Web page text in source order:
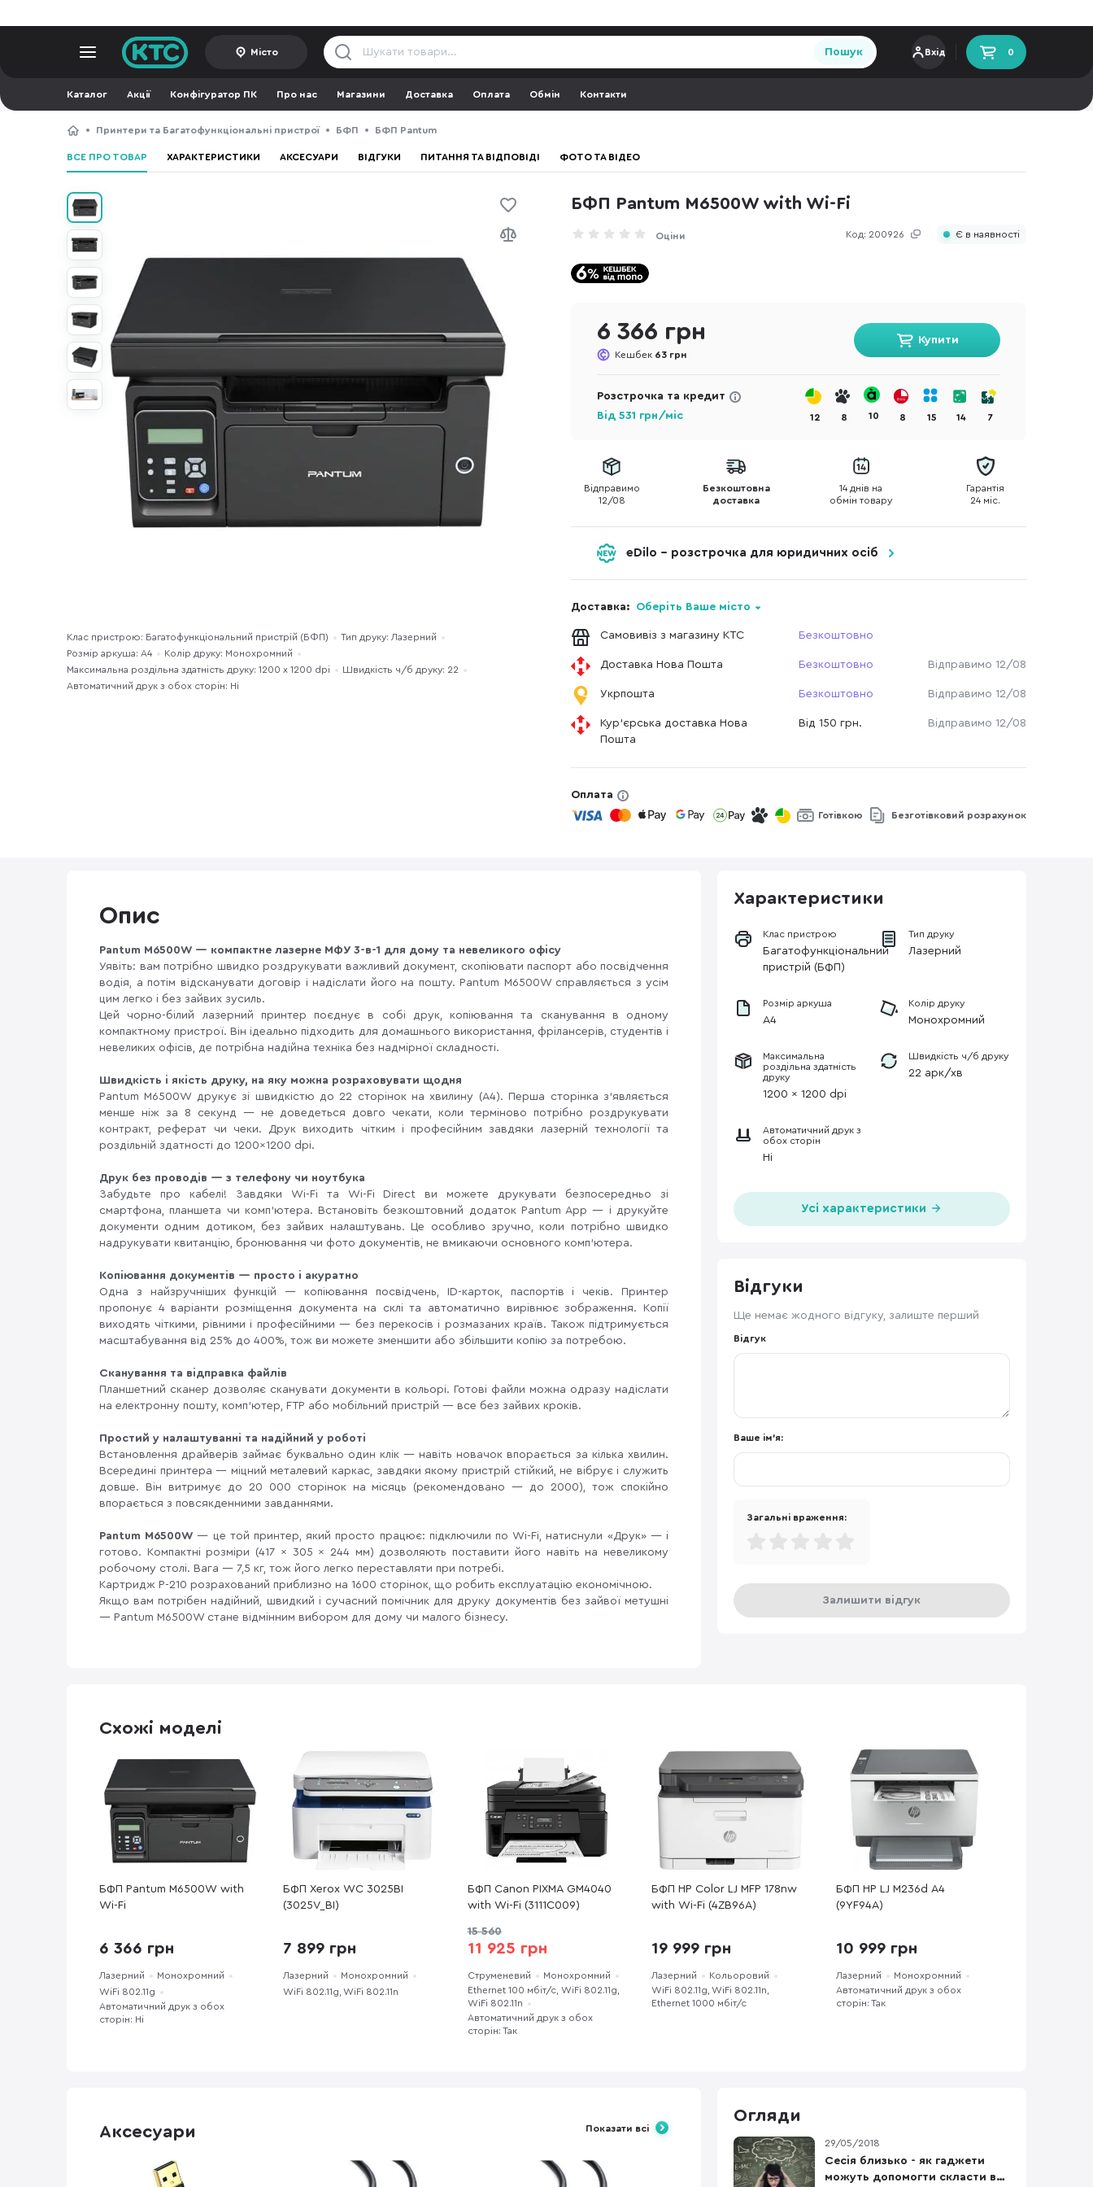
Місто Пошук Вхід 0
Каталог Акції Конфігуратор ПК Про нас Магазини Доставка Оплата Обмін Контакти
Принтери та Багатофункціональні пристрої БФП БФП Pantum
ВСЕ ПРО ТОВАР ХАРАКТЕРИСТИКИ АКСЕСУАРИ ВІДГУКИ ПИТАННЯ ТА ВІДПОВІДІ ФОТО ТА ВІДЕО
БФП Pantum M6500W with Wi-Fi
Код: 200926
Оціни Є в наявності
Клас пристрою: Багатофункціональний пристрій (БФП)
Тип друку: Лазерний
Розмір аркуша: A4
Колір друку: Монохромний
Максимальна роздільна здатність друку: 1200 x 1200 dpi
Швидкість ч/б друку: 22
Автоматичний друк з обох сторін: Ні
6 366 грн
Кешбек 63 грн
Купити
Розстрочка та кредит
Від 531 грн/міс 12 8 10 8 15 14 7
Відправимо
12/08
Безкоштовна
доставка
14 днів на
обмін товару
Гарантія
24 міс.
eDilo - розстрочка для юридичних осіб
Доставка: Оберіть Ваше місто
Самовивіз з магазину КТС Безкоштовно
Доставка Нова Пошта Безкоштовно Відправимо 12/08
Укрпошта Безкоштовно Відправимо 12/08
Кур'єрська доставка Нова
Пошта
Від 150 грн. Відправимо 12/08
Оплата
Готівкою Безготівковий розрахунок
Опис
Pantum M6500W — компактне лазерне МФУ 3-в-1 для дому та невеликого офісу
Уявіть: вам потрібно швидко роздрукувати важливий документ, скопіювати паспорт або посвідчення
водія, а потім відсканувати договір і надіслати його на пошту. Pantum M6500W справляється з усім
цим легко і без зайвих зусиль.
Цей чорно-білий лазерний принтер поєднує в собі друк, копіювання та сканування в одному
компактному пристрої. Він ідеально підходить для домашнього використання, фрілансерів, студентів і
невеликих офісів, де потрібна надійна техніка без надмірної складності.
Швидкість і якість друку, на яку можна розраховувати щодня
Pantum M6500W друкує зі швидкістю до 22 сторінок на хвилину (A4). Перша сторінка з’являється
менше ніж за 8 секунд — не доведеться довго чекати, коли терміново потрібно роздрукувати
контракт, реферат чи чеки. Друк виходить чітким і професійним завдяки лазерній технології та
роздільній здатності до 1200×1200 dpi.
Друк без проводів — з телефону чи ноутбука
Забудьте про кабелі! Завдяки Wi-Fi та Wi-Fi Direct ви можете друкувати безпосередньо зі
смартфона, планшета чи комп’ютера. Встановіть безкоштовний додаток Pantum App — і друкуйте
документи одним дотиком, без зайвих налаштувань. Це особливо зручно, коли потрібно швидко
надрукувати квитанцію, бронювання чи фото документів, не вмикаючи основного комп’ютера.
Копіювання документів — просто і акуратно
Одна з найзручніших функцій — копіювання посвідчень, ID-карток, паспортів і чеків. Принтер
пропонує 4 варіанти розміщення документа на склі та автоматично вирівнює зображення. Копії
виходять чіткими, рівними і професійними — без перекосів і розмазаних країв. Також підтримується
масштабування від 25% до 400%, тож ви можете зменшити або збільшити копію за потребою.
Сканування та відправка файлів
Планшетний сканер дозволяє сканувати документи в кольорі. Готові файли можна одразу надіслати
на електронну пошту, комп’ютер, FTP або мобільний пристрій — все без зайвих кроків.
Простий у налаштуванні та надійний у роботі
Встановлення драйверів займає буквально один клік — навіть новачок впорається за кілька хвилин.
Всередині принтера — міцний металевий каркас, завдяки якому пристрій стійкий, не вібрує і служить
довше. Він витримує до 20 000 сторінок на місяць (рекомендовано — до 2000), тож спокійно
впорається з повсякденними завданнями.
Pantum M6500W— це той принтер, який просто працює: підключили по Wi-Fi, натиснули «Друк» — і
готово. Компактні розміри (417 × 305 × 244 мм) дозволяють поставити його навіть на невеликому
робочому столі. Вага — 7,5 кг, тож його легко переставляти при потребі.
Картридж P-210 розрахований приблизно на 1600 сторінок, що робить експлуатацію економічною.
Якщо вам потрібен надійний, швидкий і сучасний помічник для друку документів без зайвої метушні
— Pantum M6500W стане відмінним вибором для дому чи малого бізнесу.
Характеристики
Клас пристрою
Багатофункціональний
пристрій (БФП)
Тип друку
Лазерний
Розмір аркуша
A4
Колір друку
Монохромний
Максимальна
роздільна здатність
друку
1200 x 1200 dpi
Швидкість ч/б друку
22 арк/хв
Автоматичний друк з
обох сторін
Ні
Усі характеристики
Відгуки
Ще немає жодного відгуку, залиште перший
Відгук
Ваше ім'я:
Загальні враження:
Залишити відгук
Схожі моделі
БФП Pantum M6500W with
Wi-Fi
6 366 грн
Лазерний
Монохромний
WiFi 802.11g
Автоматичний друк з обох
сторін: Ні
БФП Xerox WC 3025BI
(3025V_BI)
7 899 грн
Лазерний
Монохромний
WiFi 802.11g, WiFi 802.11n
БФП Canon PIXMA GM4040
with Wi-Fi (3111C009)
15 560
11 925 грн
Cтруменевий
Монохромний
Ethernet 100 мбіт/с, WiFi 802.11g,
WiFi 802.11n
Автоматичний друк з обох
сторін: Так
БФП HP Color LJ MFP 178nw
with Wi-Fi (4ZB96A)
19 999 грн
Лазерний
Кольоровий
WiFi 802.11g, WiFi 802.11n,
Ethernet 1000 мбіт/с
БФП HP LJ M236d A4
(9YF94A)
10 999 грн
Лазерний
Монохромний
Автоматичний друк з обох
сторін: Так
Показати всі
Аксесуари
Огляди
29/05/2018
Сесія близько - як гаджети
можуть допомогти скласти все